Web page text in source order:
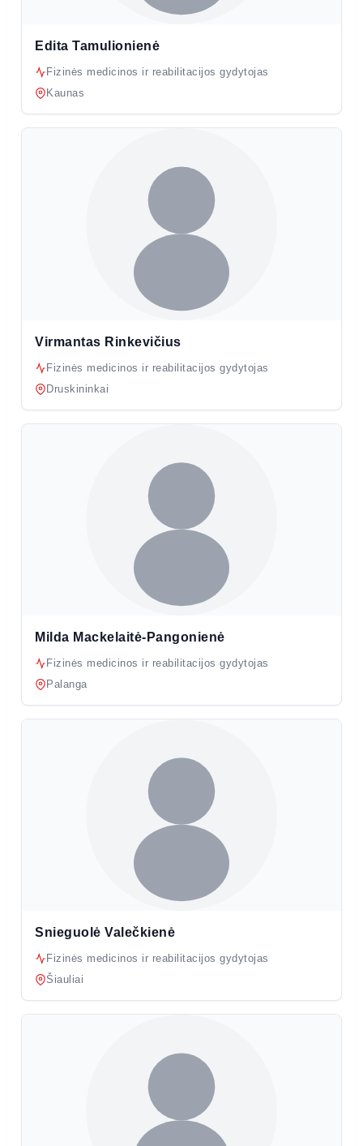
Edita Tamulionienė
Fizinės medicinos ir reabilitacijos gydytojas
Kaunas
Virmantas Rinkevičius
Fizinės medicinos ir reabilitacijos gydytojas
Druskininkai
Milda Mackelaitė-Pangonienė
Fizinės medicinos ir reabilitacijos gydytojas
Palanga
Snieguolė Valečkienė
Fizinės medicinos ir reabilitacijos gydytojas
Šiauliai